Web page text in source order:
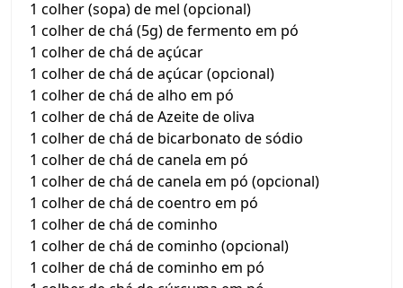
1 colher (sopa) de mel (opcional)
1 colher de chá (5g) de fermento em pó
1 colher de chá de açúcar
1 colher de chá de açúcar (opcional)
1 colher de chá de alho em pó
1 colher de chá de Azeite de oliva
1 colher de chá de bicarbonato de sódio
1 colher de chá de canela em pó
1 colher de chá de canela em pó (opcional)
1 colher de chá de coentro em pó
1 colher de chá de cominho
1 colher de chá de cominho (opcional)
1 colher de chá de cominho em pó